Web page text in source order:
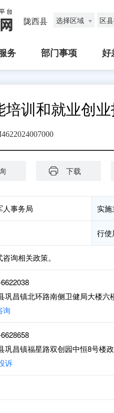
陇西县 选择区域 区
务 部门事项 好
培训和就业创业
下载
人事务局 实施
行使
询相关政策。
巩昌镇北环路南侧卫健局大楼六
询
巩昌镇福星路双创园中恒8号楼
诉